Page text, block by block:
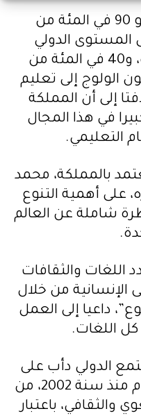
وأشار فالت إلى أن نحو 90 في المئة من
المستوى الدولي
تستعمل لعات متعددة، و40 في المئة من
الولوج إلى تعليم
إلى أن المملكة
في هذا المجال
التعليمي.
بالمملكة، محمد
على أهمية التنوع
شاملة عن العالم
اللغات والثقافات
الإنسانية من خلال
داعيا إلى العمل
اللغات.
الدولي دأب على
تخليد اليوم الدولي للغة الأم منذ سنة 2002، من
والثقافي، باعتبار